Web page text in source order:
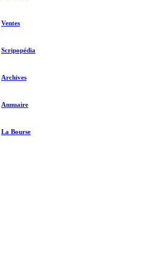
Ventes
Scripopédia
Archives
Annuaire
La Bourse